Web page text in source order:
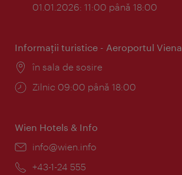
01.01.2026: 11:00 până 18:00
Informaţii turistice - Aeroportul Viena
Locul:
în sala de sosire
Program:
Zilnic 09:00 până 18:00
Wien Hotels & Info
E-
info@wien.info
Telefon:
+43-1-24 555